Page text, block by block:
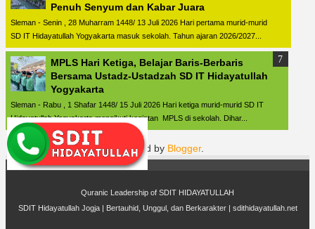
Penuh Senyum dan Kabar Juara
Sleman - Senin , 28 Muharram 1448/ 13 Juli 2026 Hari pertama murid-murid
SD IT Hidayatullah Yogyakarta masuk sekolah. Tahun ajaran 2026/2027...
MPLS Hari Ketiga, Belajar Baris-Berbaris
Bersama Ustadz-Ustadzah SD IT Hidayatullah
Yogyakarta
Sleman - Rabu , 1 Shafar 1448/ 15 Juli 2026 Hari ketiga murid-murid SD IT
Hidayatullah Yogyakarta mengikuti kegiatan MPLS di sekolah. Dihar...
Powered by Blogger.
Quranic Leadership of SDIT HIDAYATULLAH
SDIT Hidayatullah Jogja | Bertauhid, Unggul, dan Berkarakter | sdithidayatullah.net